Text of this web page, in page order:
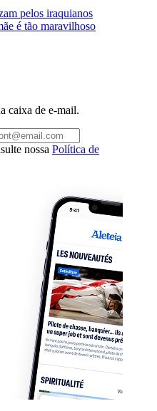
pelos iraquianos
é tão maravilhoso
caixa de e-mail.
nossa Política de